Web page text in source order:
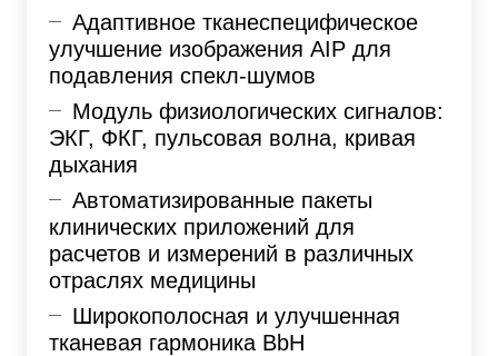
Адаптивное тканеспецифическое
улучшение изображения AIP для
подавления спекл-шумов
Модуль физиологических сигналов:
ЭКГ, ФКГ, пульсовая волна, кривая
дыхания
Автоматизированные пакеты
клинических приложений для
расчетов и измерений в различных
отраслях медицины
Широкополосная и улучшенная
тканевая гармоника BbH